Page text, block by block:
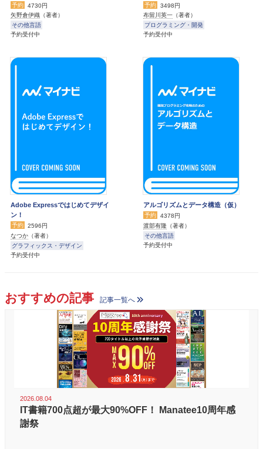
予約
4730円
矢野倉伊織 （著者）
その他言語
予約受付中
予約
3498円
布留川英一 （著者）
プログラミング・開発
予約受付中
Adobe Expressではじめてデザイ
ン！
予約
2596円
なつか （著者）
グラフィックス・デザイン
予約受付中
アルゴリズムとデータ構造（仮）
予約
4378円
渡部有隆 （著者）
その他言語
予約受付中
おすすめの記事 記事一覧へ
2026.08.04
IT書籍700点超が最大90%OFF！ Manatee10周年感
謝祭